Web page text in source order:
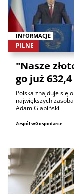
INFORMACJE
PILNE
"Nasze
go już
Polska znajduje się
największych
Adam Glapiński
Zespół wGospodarce